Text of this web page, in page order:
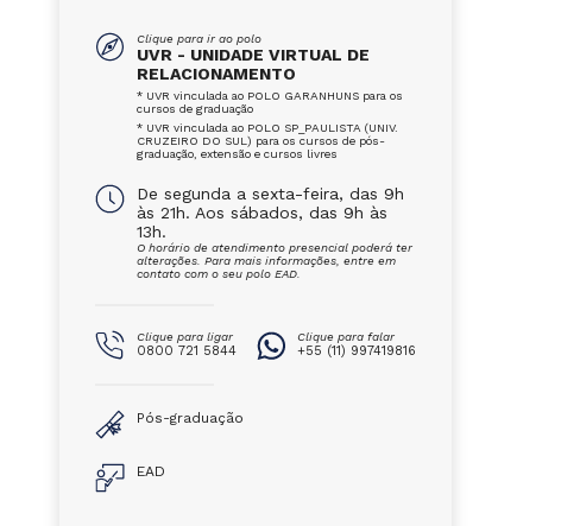
Clique para ir ao polo
UVR - UNIDADE VIRTUAL DE
RELACIONAMENTO
* UVR vinculada ao POLO GARANHUNS para os
cursos de graduação
* UVR vinculada ao POLO SP_PAULISTA (UNIV.
CRUZEIRO DO SUL) para os cursos de pós-
graduação, extensão e cursos livres
De segunda a sexta-feira, das 9h
às 21h. Aos sábados, das 9h às
13h.
O horário de atendimento presencial poderá ter
alterações. Para mais informações, entre em
contato com o seu polo EAD.
Clique para ligar
0800 721 5844
Clique para falar
+55 (11) 997419816
Pós-graduação
EAD